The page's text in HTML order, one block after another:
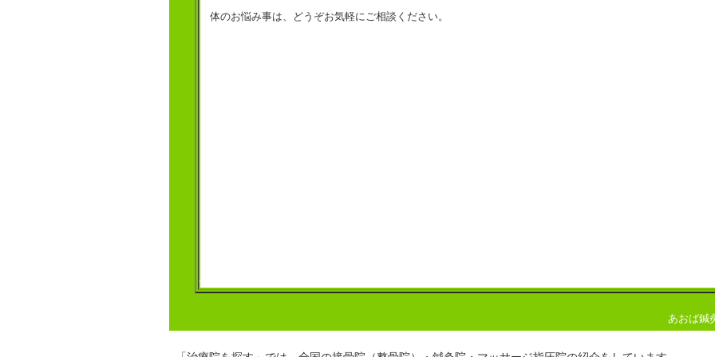
体のお悩み事は、どうぞお気軽にご相談ください。
あおば鍼